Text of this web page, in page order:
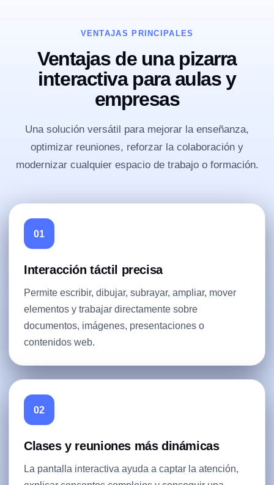
VENTAJAS PRINCIPALES
Ventajas de una pizarra
interactiva para aulas y
empresas
Una solución versátil para mejorar la enseñanza,
optimizar reuniones, reforzar la colaboración y
modernizar cualquier espacio de trabajo o formación.
01
Interacción táctil precisa
Permite escribir, dibujar, subrayar, ampliar, mover
elementos y trabajar directamente sobre
documentos, imágenes, presentaciones o
contenidos web.
02
Clases y reuniones más dinámicas
La pantalla interactiva ayuda a captar la atención,